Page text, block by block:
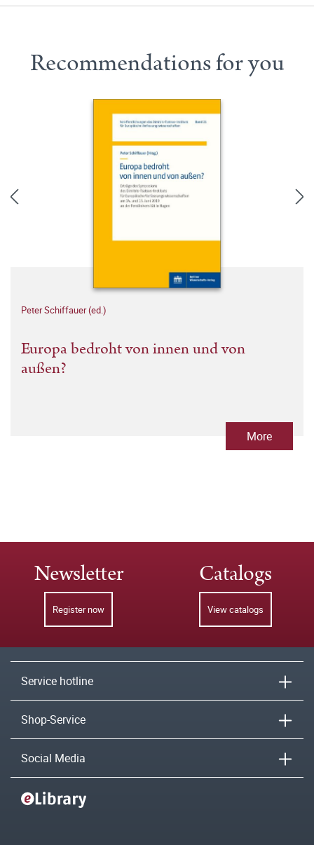
Recommendations for you
Peter Schiffauer (ed.)
Europa bedroht von innen und von
außen?
More
Newsletter
Register now
Catalogs
View catalogs
Service hotline
Shop-Service
Social Media